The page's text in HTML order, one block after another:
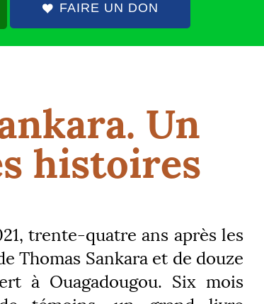
FAIRE UN DON
Un
histoires
trente-quatre ans après les
Thomas Sankara et de douze
à Ouagadougou. Six mois